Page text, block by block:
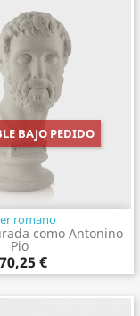
romano
como Antonino
Pio
€
BAJO PEDIDO
rápida